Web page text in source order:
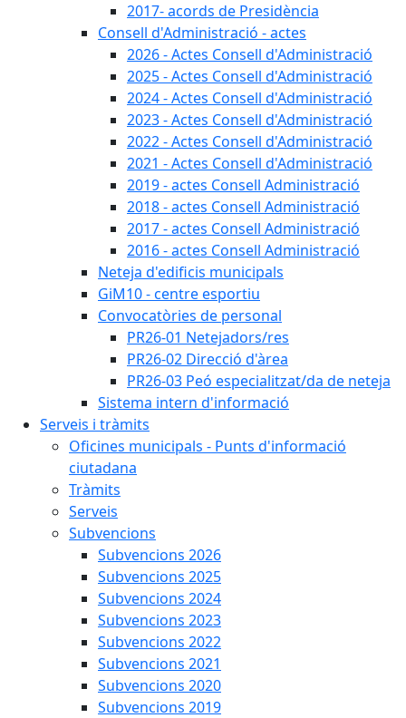
2017- acords de Presidència
Consell d'Administració - actes
2026 - Actes Consell d'Administració
2025 - Actes Consell d'Administració
2024 - Actes Consell d'Administració
2023 - Actes Consell d'Administració
2022 - Actes Consell d'Administració
2021 - Actes Consell d'Administració
2019 - actes Consell Administració
2018 - actes Consell Administració
2017 - actes Consell Administració
2016 - actes Consell Administració
Neteja d'edificis municipals
GiM10 - centre esportiu
Convocatòries de personal
PR26-01 Netejadors/res
PR26-02 Direcció d'àrea
PR26-03 Peó especialitzat/da de neteja
Sistema intern d'informació
Serveis i tràmits
Oficines municipals - Punts d'informació
ciutadana
Tràmits
Serveis
Subvencions
Subvencions 2026
Subvencions 2025
Subvencions 2024
Subvencions 2023
Subvencions 2022
Subvencions 2021
Subvencions 2020
Subvencions 2019